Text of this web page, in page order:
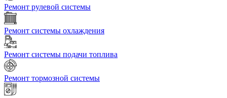
Ремонт рулевой системы
Ремонт системы охлаждения
Ремонт системы подачи топлива
Ремонт тормозной системы